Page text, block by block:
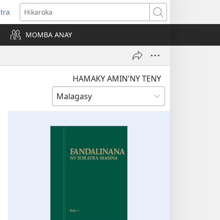
Hikaroka
MOMBA ANAY
HAMAKY AMIN'NY TENY